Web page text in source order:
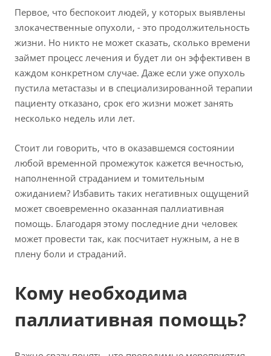
Первое, что беспокоит людей, у которых выявлены
злокачественные опухоли, - это продолжительность
жизни. Но никто не может сказать, сколько времени
займет процесс лечения и будет ли он эффективен в
каждом конкретном случае. Даже если уже опухоль
пустила метастазы и в специализированной терапии
пациенту отказано, срок его жизни может занять
несколько недель или лет.
Стоит ли говорить, что в оказавшемся состоянии
любой временной промежуток кажется вечностью,
наполненной страданием и томительным
ожиданием? Избавить таких негативных ощущений
может своевременно оказанная паллиативная
помощь. Благодаря этому последние дни человек
может провести так, как посчитает нужным, а не в
плену боли и страданий.
Кому необходима
паллиативная помощь?